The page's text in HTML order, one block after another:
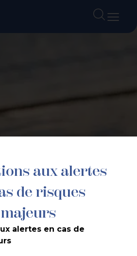
aux alertes
de risques
majeurs
alertes en cas de